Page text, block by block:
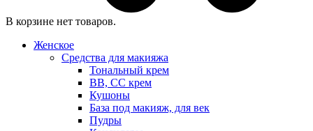
В корзине нет товаров.
Женское
Средства для макияжа
Тональный крем
BB, CC крем
Кушоны
База под макияж, для век
Пудры